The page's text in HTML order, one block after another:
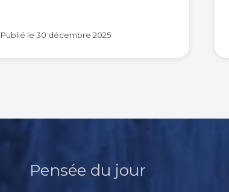
Publié le 30 décembre 2025
Pensée du jour